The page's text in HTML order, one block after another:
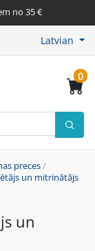
no 35 €
Latvian
0
preces/
un mitrinātājs
un